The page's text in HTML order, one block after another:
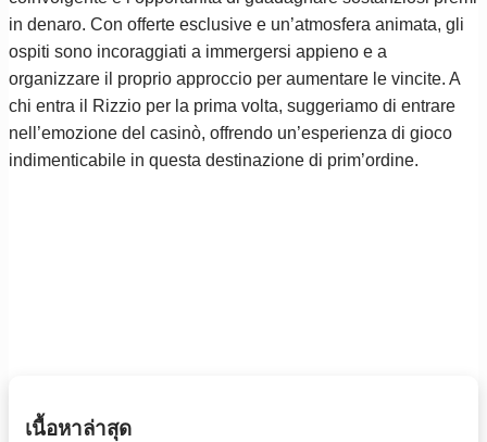
in denaro. Con offerte esclusive e un’atmosfera animata, gli
ospiti sono incoraggiati a immergersi appieno e a
organizzare il proprio approccio per aumentare le vincite. A
chi entra il Rizzio per la prima volta, suggeriamo di entrare
nell’emozione del casinò, offrendo un’esperienza di gioco
indimenticabile in questa destinazione di prim’ordine.
เนื้อหาล่าสุด